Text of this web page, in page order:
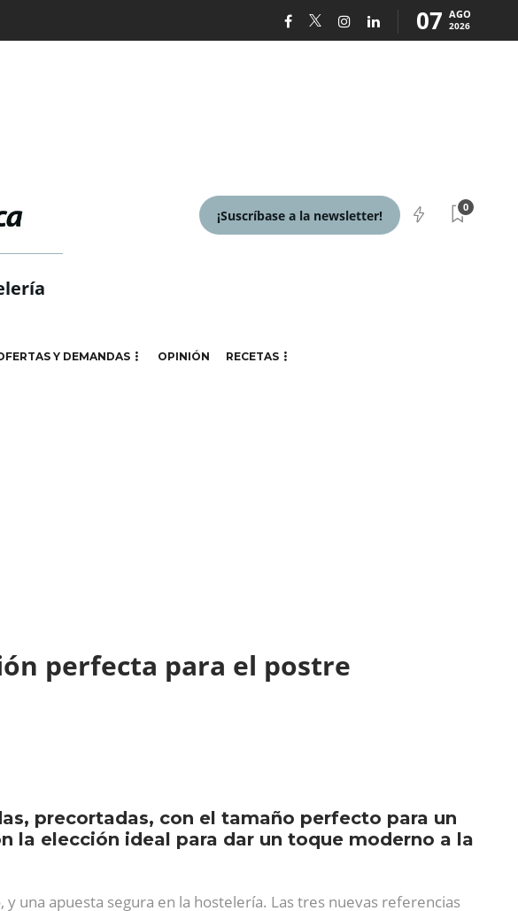
07 AGO
2026
¡Suscríbase a la newsletter!
0
Y DEMANDAS OPINIÓN RECETAS
perfecta para el postre
precortadas, con el tamaño perfecto para un
la elección ideal para dar un toque moderno a la
y una apuesta segura en la hostelería. Las tres nuevas referencias